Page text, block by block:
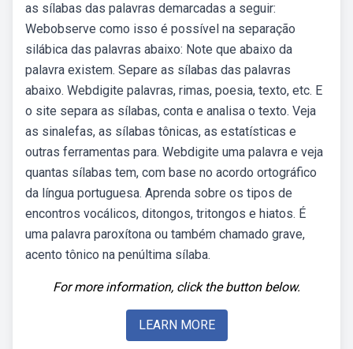
as sílabas das palavras demarcadas a seguir:
Webobserve como isso é possível na separação
silábica das palavras abaixo: Note que abaixo da
palavra existem. Separe as sílabas das palavras
abaixo. Webdigite palavras, rimas, poesia, texto, etc. E
o site separa as sílabas, conta e analisa o texto. Veja
as sinalefas, as sílabas tônicas, as estatísticas e
outras ferramentas para. Webdigite uma palavra e veja
quantas sílabas tem, com base no acordo ortográfico
da língua portuguesa. Aprenda sobre os tipos de
encontros vocálicos, ditongos, tritongos e hiatos. É
uma palavra paroxítona ou também chamado grave,
acento tônico na penúltima sílaba.
For more information, click the button below.
LEARN MORE